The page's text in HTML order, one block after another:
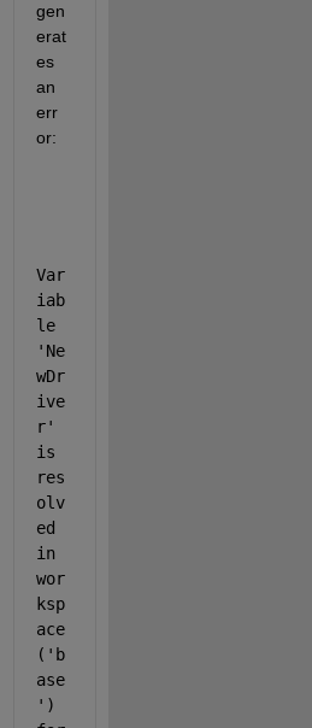
gen
erat
es
an
err
or:
Var
iab
le
'Ne
wDr
ive
r'
is
res
olv
ed
in
wor
ksp
ace
('b
ase
')